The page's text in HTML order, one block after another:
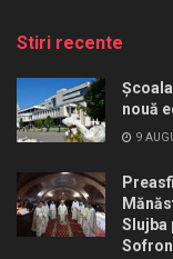
Stiri recente
nouă
9
Slujba